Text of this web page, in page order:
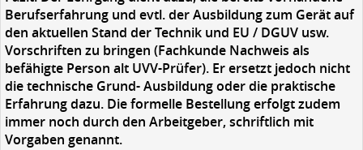
Berufserfahrung und evtl. der Ausbildung zum Gerät auf
den aktuellen Stand der Technik und EU / DGUV usw.
Vorschriften zu bringen (Fachkunde Nachweis als
befähigte Person alt UVV-Prüfer). Er ersetzt jedoch nicht
die technische Grund- Ausbildung oder die praktische
Erfahrung dazu. Die formelle Bestellung erfolgt zudem
immer noch durch den Arbeitgeber, schriftlich mit
Vorgaben genannt.